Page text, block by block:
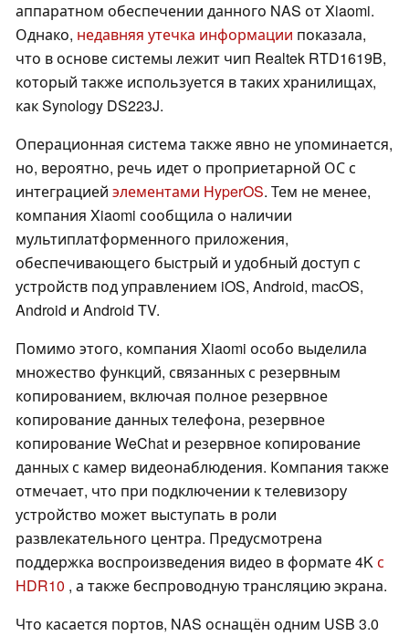
аппаратном обеспечении данного NAS от Xiaomi.
Однако, недавняя утечка информации показала,
что в основе системы лежит чип Realtek RTD1619B,
который также используется в таких хранилищах,
как Synology DS223J.
Операционная система также явно не упоминается,
но, вероятно, речь идет о проприетарной ОС с
интеграцией элементами HyperOS. Тем не менее,
компания Xiaomi сообщила о наличии
мультиплатформенного приложения,
обеспечивающего быстрый и удобный доступ с
устройств под управлением iOS, Android, macOS,
Android и Android TV.
Помимо этого, компания Xiaomi особо выделила
множество функций, связанных с резервным
копированием, включая полное резервное
копирование данных телефона, резервное
копирование WeChat и резервное копирование
данных с камер видеонаблюдения. Компания также
отмечает, что при подключении к телевизору
устройство может выступать в роли
развлекательного центра. Предусмотрена
поддержка воспроизведения видео в формате 4Kс
HDR10 , а также беспроводную трансляцию экрана.
Что касается портов, NAS оснащён одним USB 3.0